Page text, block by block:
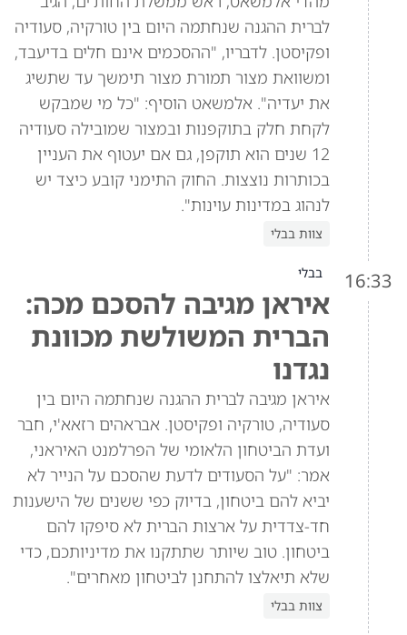
לברית ההגנה שנחתמה היום בין טורקיה, סעודיה
ופקיסטן. לדבריו, "ההסכמים אינם חלים בדיעבד,
ומשוואת מצור תמורת מצור תימשך עד שתשיג
את יעדיה". אלמשאט הוסיף: "כל מי שמבקש
לקחת חלק בתוקפנות ובמצור שמובילה סעודיה
12 שנים הוא תוקפן, גם אם יעטוף את העניין
בכותרות נוצצות. החוק התימני קובע כיצד יש
לנהוג במדינות עוינות".
צוות בבלי
16:33 בבלי
איראן מגיבה להסכם מכה:
הברית המשולשת מכוונת
נגדנו
איראן מגיבה לברית ההגנה שנחתמה היום בין
סעודיה, טורקיה ופקיסטן. אבראהים רזאא'י, חבר
ועדת הביטחון הלאומי של הפרלמנט האיראני,
אמר: "על הסעודים לדעת שהסכם על הנייר לא
יביא להם ביטחון, בדיוק כפי ששנים של הישענות
חד-צדדית על ארצות הברית לא סיפקו להם
ביטחון. טוב שיותר שתתקנו את מדיניותכם, כדי
שלא תיאלצו להתחנן לביטחון מאחרים".
צוות בבלי